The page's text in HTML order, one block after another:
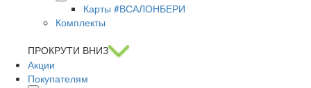
Карты #ВСАЛОНБЕРИ
Комплекты
ПРОКРУТИ ВНИЗ
Акции
Покупателям